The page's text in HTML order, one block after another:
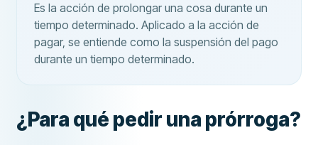
Es la acción de prolongar una cosa durante un
tiempo determinado. Aplicado a la acción de
pagar, se entiende como la suspensión del pago
durante un tiempo determinado.
¿Para qué pedir una prórroga?